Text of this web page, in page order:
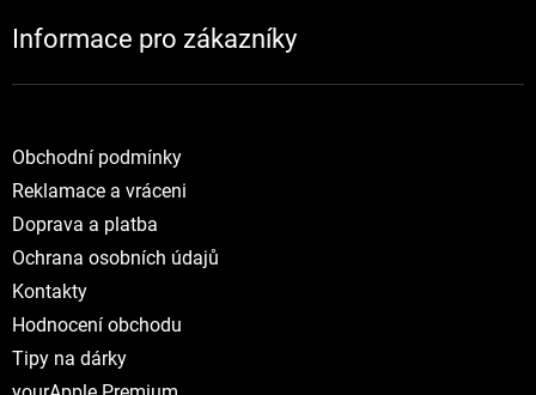
Informace pro zákazníky
Obchodní podmínky
Reklamace a vráceni
Doprava a platba
Ochrana osobních údajů
Kontakty
Hodnocení obchodu
Tipy na dárky